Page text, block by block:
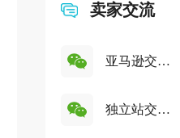
卖家交流
亚马逊交流
独立站交流